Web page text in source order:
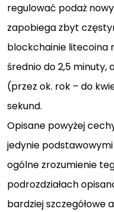
regulować podaż
zapobiega zbyt
blockchainie litecoina
średnio do 2,5 minuty,
(przez ok. rok – do
sekund.
Opisane powyżej
jedynie
ogólne zrozumienie
podrozdziałach
bardziej szczegółowe